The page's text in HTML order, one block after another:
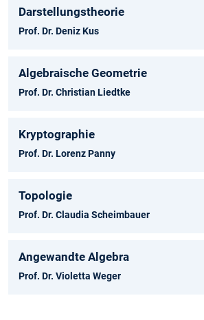
Darstellungstheorie
Prof. Dr. Deniz Kus
Algebraische Geometrie
Prof. Dr. Christian Liedtke
Kryptographie
Prof. Dr. Lorenz Panny
Topologie
Prof. Dr. Claudia Scheimbauer
Angewandte Algebra
Prof. Dr. Violetta Weger